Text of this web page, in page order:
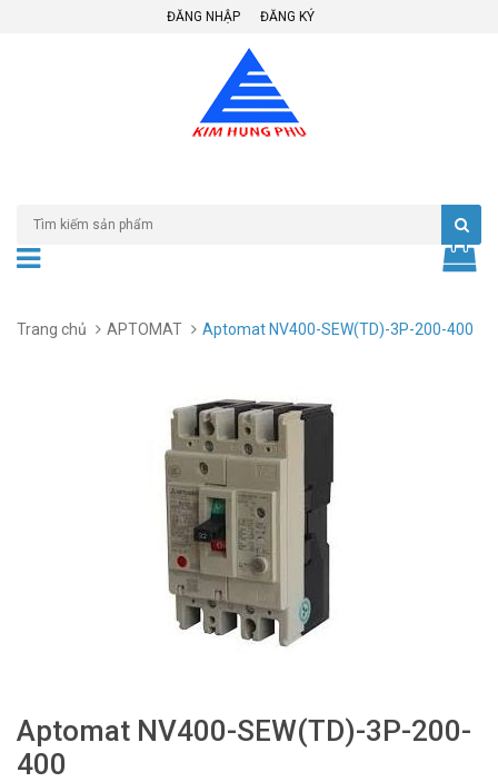
ĐĂNG NHẬP ĐĂNG KÝ
Trang chủ APTOMAT Aptomat NV400-SEW(TD)-3P-200-400
Aptomat NV400-SEW(TD)-3P-200-
400